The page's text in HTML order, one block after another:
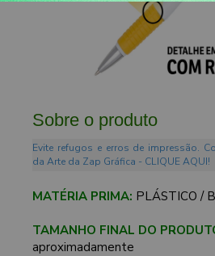
Sobre o produto
Evite refugos e erros de impressão.
da Arte da Zap Gráfica - CLIQUE AQUI!
MATÉRIA PRIMA: PLÁSTICO /
TAMANHO FINAL DO
aproximadamente